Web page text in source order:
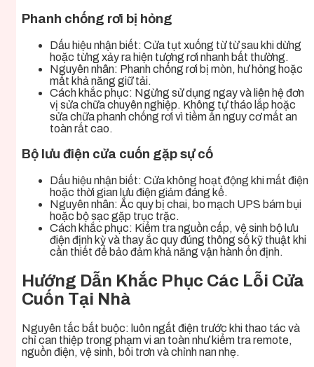
Phanh chống rơi bị hỏng
Dấu hiệu nhận biết: Cửa tụt xuống từ từ sau khi dừng
hoặc từng xảy ra hiện tượng rơi nhanh bất thường.
Nguyên nhân: Phanh chống rơi bị mòn, hư hỏng hoặc
mất khả năng giữ tải.
Cách khắc phục: Ngừng sử dụng ngay và liên hệ đơn
vị sửa chữa chuyên nghiệp. Không tự tháo lắp hoặc
sửa chữa phanh chống rơi vì tiềm ẩn nguy cơ mất an
toàn rất cao.
Bộ lưu điện cửa cuốn gặp sự cố
Dấu hiệu nhận biết: Cửa không hoạt động khi mất điện
hoặc thời gian lưu điện giảm đáng kể.
Nguyên nhân: Ắc quy bị chai, bo mạch UPS bám bụi
hoặc bộ sạc gặp trục trặc.
Cách khắc phục: Kiểm tra nguồn cấp, vệ sinh bộ lưu
điện định kỳ và thay ắc quy đúng thông số kỹ thuật khi
cần thiết để bảo đảm khả năng vận hành ổn định.
Hướng Dẫn Khắc Phục Các Lỗi Cửa
Cuốn Tại Nhà
Nguyên tắc bắt buộc: luôn ngắt điện trước khi thao tác và
chỉ can thiệp trong phạm vi an toàn như kiểm tra remote,
nguồn điện, vệ sinh, bôi trơn và chỉnh nan nhẹ.